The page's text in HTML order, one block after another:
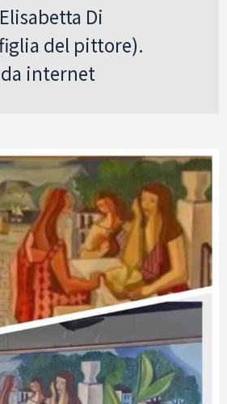
Di
del pittore).
internet